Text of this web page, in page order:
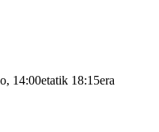
14:00etatik 18:15era